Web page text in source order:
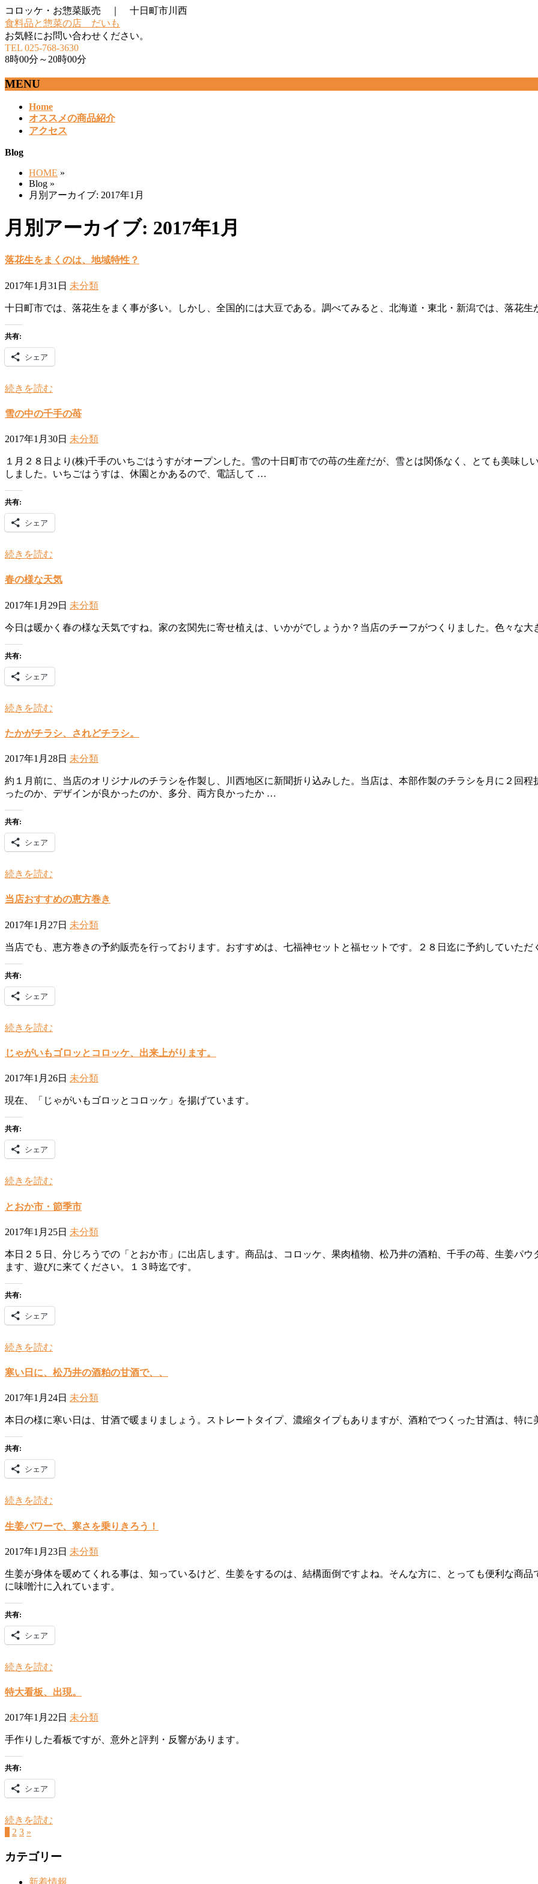
コロッケ・お惣菜販売 ｜ 十日町市川西
食料品と惣菜の店 だいも
お気軽にお問い合わせください。
TEL 025-768-3630
8時00分～20時00分
MENU
を
Home
オススメの商品紹介
アクセス
Blog
HOME »
Blog »
月別アーカイブ: 2017年1月
月別アーカイブ: 2017年1月
落花生をまくのは、地域特性？
2017年1月31日 未分類
十日町市では、落花生をまく事が多い。しかし、全国的には大豆である。調べてみると、北海道・東北・新潟では、落花生
共有:
シェア
続きを読む
雪の中の千手の苺
2017年1月30日 未分類
１月２８日より(株)千手のいちごはうすがオープンした。雪の十日町市での苺の生産だが、雪とは関係なく、とても美味
しました。いちごはうすは、休園とかあるので、電話して …
共有:
シェア
続きを読む
春の様な天気
2017年1月29日 未分類
今日は暖かく春の様な天気ですね。家の玄関先に寄せ植えは、いかがでしょうか？当店のチーフがつくりました。色々な大
共有:
シェア
続きを読む
たかがチラシ、されどチラシ。
2017年1月28日 未分類
約１月前に、当店のオリジナルのチラシを作製し、川西地区に新聞折り込みした。当店は、本部作製のチラシを月に２回
ったのか、デザインが良かったのか、多分、両方良かったか …
共有:
シェア
続きを読む
当店おすすめの恵方巻き
2017年1月27日 未分類
当店でも、恵方巻きの予約販売を行っております。おすすめは、七福神セットと福セットです。２８日迄に予約していただ
共有:
シェア
続きを読む
じゃがいもゴロッとコロッケ、出来上がります。
2017年1月26日 未分類
現在、「じゃがいもゴロッとコロッケ」を揚げています。
共有:
シェア
続きを読む
とおか市・節季市
2017年1月25日 未分類
本日２５日、分じろうでの「とおか市」に出店します。商品は、コロッケ、果肉植物、松乃井の酒粕、千手の苺、生姜パ
ます、遊びに来てください。１３時迄です。
共有:
シェア
続きを読む
寒い日に、松乃井の酒粕の甘酒で、、
2017年1月24日 未分類
本日の様に寒い日は、甘酒で暖まりましょう。ストレートタイプ、濃縮タイプもありますが、酒粕でつくった甘酒は、特に
共有:
シェア
続きを読む
生姜パワーで、寒さを乗りきろう！
2017年1月23日 未分類
生姜が身体を暖めてくれる事は、知っているけど、生姜をするのは、結構面倒ですよね。そんな方に、とっても便利な商
に味噌汁に入れています。
共有:
シェア
続きを読む
特大看板、出現。
2017年1月22日 未分類
手作りした看板ですが、意外と評判・反響があります。
共有:
シェア
続きを読む
2 3 »
カテゴリー
新着情報